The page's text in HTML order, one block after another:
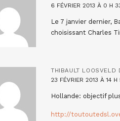
6 FÉVRIER 2013 À 0 H
Le 7 janvier dernier,
choisissant Charles
THIBAULT LOOSVELD
23 FÉVRIER 2013 À 14 H
Hollande: objectif
http://